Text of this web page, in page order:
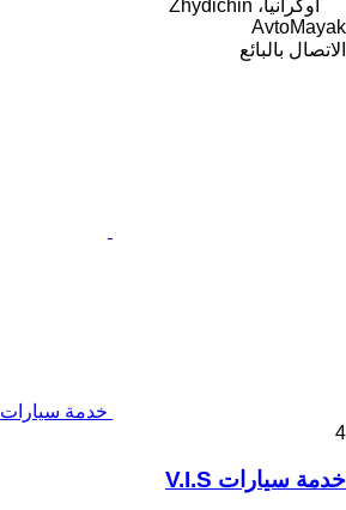
أوكرانيا، Zhydichin
AvtoMayak
الاتصال بالبائع
خدمة سيارات V.I.S
4
خدمة سيارات V.I.S